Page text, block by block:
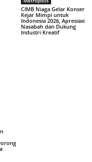
CIMB Niaga Gelar Konser
Kejar Mimpi untuk
Indonesia 2026, Apresiasi
Nasabah dan Dukung
Industri Kreatif